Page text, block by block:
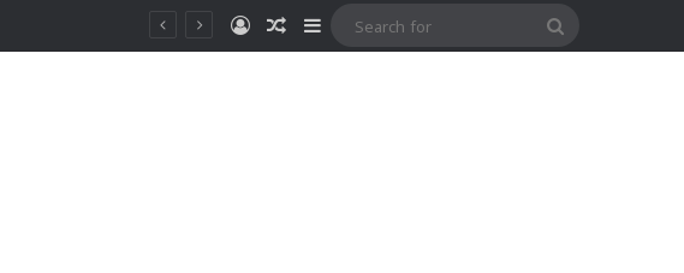
MasukRandom Article
Sidebar